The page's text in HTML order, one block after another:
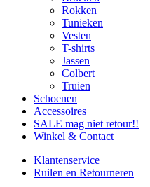
Rokken
Tunieken
Vesten
T-shirts
Jassen
Colbert
Truien
Schoenen
Accessoires
SALE mag niet retour!!
Winkel & Contact
Klantenservice
Ruilen en Retourneren